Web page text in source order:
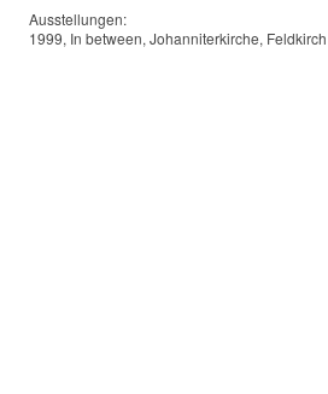
Ausstellungen:
1999, In between, Johanniterkirche, Feldkirch